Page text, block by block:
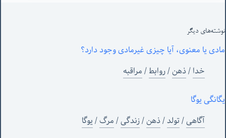
نوشته‌های‌ دیگر
مادی یا معنوی، آیا چیزی غیرمادی وجود دارد؟
خدا/ذهن/روابط/مراقبه
یگانگی یوگا
آگاهی/تولد/ذهن/زندگی/مرگ/یوگا